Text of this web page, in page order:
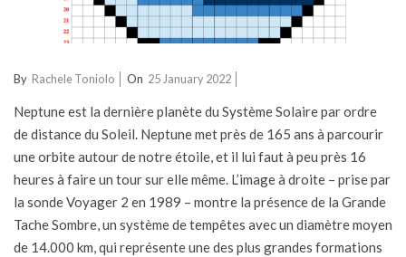
2022-
25
By Rachele Toniolo On 25 January 2022
Neptune est la dernière planète du Système Solaire par ordre
de distance du Soleil. Neptune met près de 165 ans à parcourir
une orbite autour de notre étoile, et il lui faut à peu près 16
heures à faire un tour sur elle même. L’image à droite – prise par
la sonde Voyager 2 en 1989 – montre la présence de la Grande
Tache Sombre, un système de tempêtes avec un diamètre moyen
de 14.000 km, qui représente une des plus grandes formations